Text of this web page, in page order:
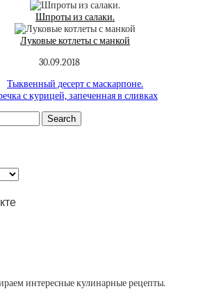
Шпроты из салаки.
Луковые котлеты с манкой
30.09.2018
Тыквенный десерт с маскарпоне.
с курицей, запеченная в сливках
интересные кулинарные рецепты.